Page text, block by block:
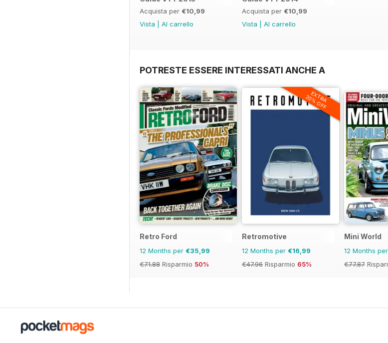
Acquista per €10,99
Vista
Al carrello
Acquista per €10,99
Vista
Al carrello
POTRESTE ESSERE INTERESSATI ANCHE A
Retro Ford
12 Months per €35,99
€71.88 Risparmio 50%
EXTRA
20% OFF
Retromotive
12 Months per €16,99
€47.96 Risparmio 65%
Mini World
12 Months per
€77.87